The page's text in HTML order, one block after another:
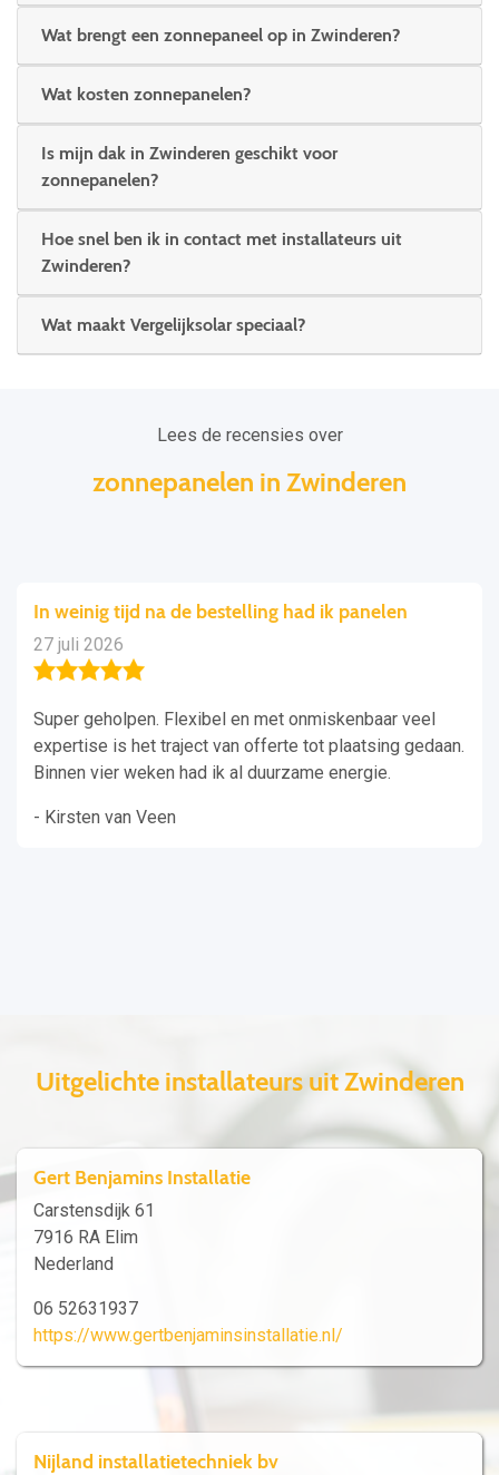
Wat brengt een zonnepaneel op in Zwinderen?
Wat kosten zonnepanelen?
Is mijn dak in Zwinderen geschikt voor
zonnepanelen?
Hoe snel ben ik in contact met installateurs uit
Zwinderen?
Wat maakt Vergelijksolar speciaal?
Lees de recensies over
zonnepanelen in Zwinderen
In weinig tijd na de bestelling had ik panelen
27 juli 2026
Super geholpen. Flexibel en met onmiskenbaar veel
expertise is het traject van offerte tot plaatsing gedaan.
Binnen vier weken had ik al duurzame energie.
- Kirsten van Veen
Uitgelichte installateurs uit Zwinderen
Gert Benjamins Installatie
Carstensdijk 61
7916 RA Elim
Nederland
06 52631937
https://www.gertbenjaminsinstallatie.nl/
Nijland installatietechniek bv